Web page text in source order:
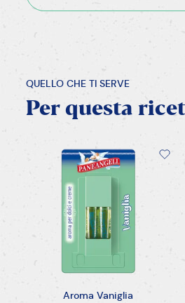
QUELLO CHE TI SERVE
Per questa
Aroma Vaniglia